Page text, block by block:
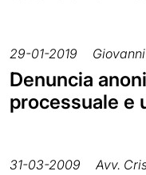
29-01-2019
Denuncia
processuale e
31-03-2009 Avv.